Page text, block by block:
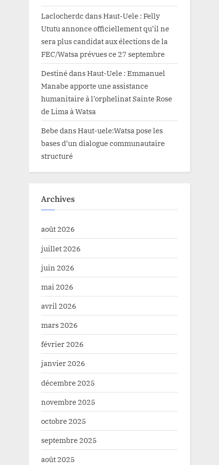
Laclocherdc dansHaut-Uele : Felly
Ututu annonce officiellement qu’il ne
sera plus candidat aux élections de la
FEC/Watsa prévues ce 27 septembre
DestinédansHaut-Uele : Emmanuel
Manabe apporte une assistance
humanitaire à l’orphelinat Sainte Rose
de Lima à Watsa
BebedansHaut-uele:Watsa pose les
bases d’un dialogue communautaire
structuré
Archives
août 2026
juillet 2026
juin 2026
mai 2026
avril 2026
mars 2026
février 2026
janvier 2026
décembre 2025
novembre 2025
octobre 2025
septembre 2025
août 2025